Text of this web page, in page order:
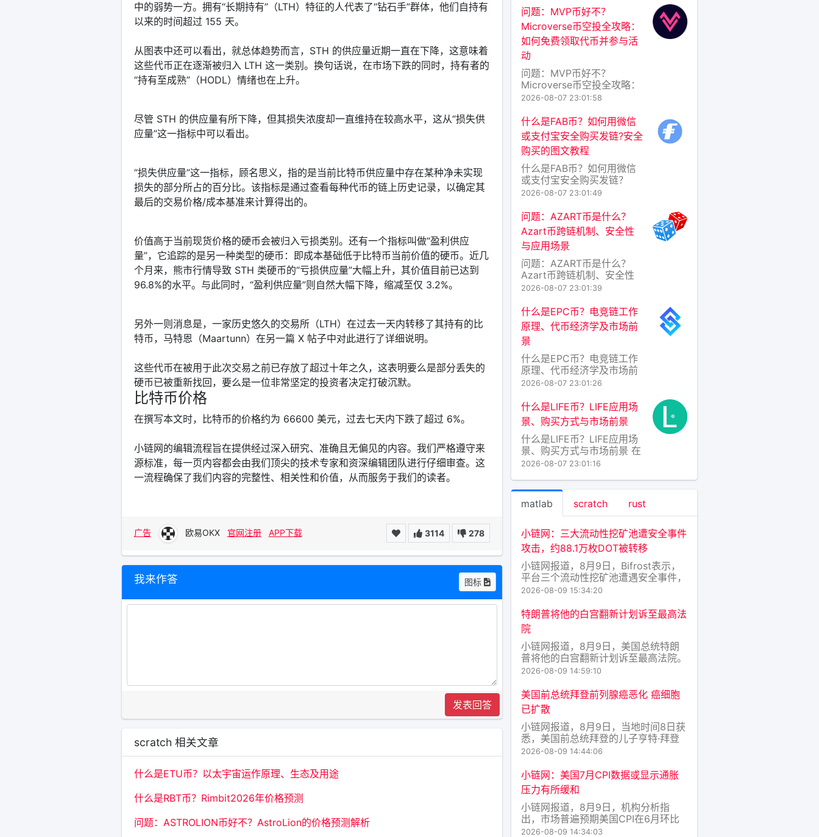
中的弱势一方。拥有“长期持有”（LTH）特征的人代表了“钻石手”群体，他们自持有
以来的时间超过 155 天。
从图表中还可以看出，就总体趋势而言，STH 的供应量近期一直在下降，这意味着
这些代币正在逐渐被归入 LTH 这一类别。换句话说，在市场下跌的同时，持有者的
“持有至成熟”（HODL）情绪也在上升。
尽管 STH 的供应量有所下降，但其损失浓度却一直维持在较高水平，这从“损失供
应量”这一指标中可以看出。
“损失供应量”这一指标，顾名思义，指的是当前比特币供应量中存在某种净未实现
损失的部分所占的百分比。该指标是通过查看每种代币的链上历史记录，以确定其
最后的交易价格/成本基准来计算得出的。
价值高于当前现货价格的硬币会被归入亏损类别。还有一个指标叫做“盈利供应
量”，它追踪的是另一种类型的硬币：即成本基础低于比特币当前价值的硬币。近几
个月来，熊市行情导致 STH 类硬币的“亏损供应量”大幅上升，其价值目前已达到
96.8%的水平。与此同时，“盈利供应量”则自然大幅下降，缩减至仅 3.2%。
另外一则消息是，一家历史悠久的交易所（LTH）在过去一天内转移了其持有的比
特币，马特恩（Maartunn）在另一篇 X 帖子中对此进行了详细说明。
这些代币在被用于此次交易之前已存放了超过十年之久，这表明要么是部分丢失的
硬币已被重新找回，要么是一位非常坚定的投资者决定打破沉默。
比特币价格
在撰写本文时，比特币的价格约为 66600 美元，过去七天内下跌了超过 6%。
小链网的编辑流程旨在提供经过深入研究、准确且无偏见的内容。我们严格遵守来
源标准，每一页内容都会由我们顶尖的技术专家和资深编辑团队进行仔细审查。这
一流程确保了我们内容的完整性、相关性和价值，从而服务于我们的读者。
3114 278
广告 欧易OKX 官网注册 APP下载
我来作答 图标
发表回答
scratch 相关文章
什么是ETU币？以太宇宙运作原理、生态及用途
什么是RBT币？Rimbit2026年价格预测
问题：ASTROLION币好不？AstroLion的价格预测解析
TRAT币是什么？好不好？
TRAT币是Tratin生态系统的
原生代币，旨在为去中心化
数据存储与AI推理网络提供
激励层。简单来说，Tratin
的目标是
问题：MVP币好不？
Microverse币空投全攻略：
如何免费领取代币并参与活
动
问题：MVP币好不？
Microverse币空投全攻略：
如何免费领取代币并参与活
投（Airdrop）一直是吸引用
户关注新项目的热门方式。
最近，Microverse项目推出
的MVP币空投活动引起了不
少讨论。那么，MVP币到底
好不好？普
2026-08-07 23:01:58
什么是FAB币？如何用微信
或支付宝安全购买​发链?安全
购买的图文教程
什么是FAB币？如何用微信
或支付宝安全购买发链？
——安全购买图文教程 随着
多的人开始接触数字货币。
除了比特币、以太坊等主流
币种，一些新兴项目也逐渐
进入大众视野，其中就包括
FAB币（即发链的原生代
币）。本文将为你介绍FAB
币的基本概念
2026-08-07 23:01:49
问题：AZART币是什么？
Azart币跨链机制、安全性
与应用场景
问题：AZART币是什么？
Azart币跨链机制、安全性
与应用场景 在区块链世界日
出不穷，而AZART币（代币
符号：AZART）作为一个较
为小众但定位明确的项目，
正逐渐引起加密爱好者与数
字艺术圈的关注。要理解
AZART，不能只看其价格
2026-08-07 23:01:39
什么是EPC币？电竞链工作
原理、代币经济学及市场前
景
什么是EPC币？电竞链工作
原理、代币经济学及市场前
景 随着电子竞技产业的爆发
界的边界正被一种名为“电竞
链”（Esports Chain）的区
块链项目打破，其原生代币
EPC币也随之进入大众视
野。EPC币是电竞链生态中
的核心价值载体，旨
2026-08-07 23:01:26
什么是LIFE币？LIFE应用场
景、购买方式与市场前景
什么是LIFE币？LIFE应用场
景、购买方式与市场前景 在
区块链技术日新月异的今
境译为“生命币”）并非单一
指代某一种固定币种，而是
通常被用于命名那些聚焦于
“生命质量、健康数据、公益
慈
2026-08-07 23:01:16
matlab scratch rust
小链网：三大流动性挖矿池遭安全事件
攻击，约88.1万枚DOT被转移
小链网报道，8月9日，Bifrost表示，
平台三个流动性挖矿池遭遇安全事件，
涉及vDOT单币挖矿池、vASTR/ASTR
发生于8月8日11:47（UTC），攻击者
通过异常的奖励/权重放大机制，转移
了相关共享Keep
2026-08-09 15:34:20
特朗普将他的白宫翻新计划诉至最高法
院
小链网报道，8月9日，美国总统特朗
普将他的白宫翻新计划诉至最高法院。
此前美国联邦上诉法院表示，特朗普缺
限。
2026-08-09 14:59:10
美国前总统拜登前列腺癌恶化 癌细胞
已扩散
小链网报道，8月9日，当地时间8日获
悉，美国前总统拜登的儿子亨特·拜登
在接受媒体采访时表示，拜登的前列腺
骼，还蔓延至身体其他部位，病痛让拜
登饱受折磨，严重影响了他的生活。
（央视新闻）
2026-08-09 14:44:06
小链网：美国7月CPI数据或显示通胀
压力有所缓和
小链网报道，8月9日，机构分析指
出，市场普遍预期美国CPI在6月环比
下降0.4%后，预计7月将环比上涨
2026-08-09 14:34:03